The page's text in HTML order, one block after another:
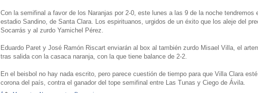
Con la semifinal a favor de los Naranjas por 2-0, este lunes a las 9 de la noche tendremos
estadio Sandino, de Santa Clara. Los espirituanos, urgidos de un éxito que los aleje del
Socarrás y al zurdo Yamichel Pérez.
Eduardo Paret y José Ramón Riscart enviarán al box al también zurdo Misael Villa, el
tras salida con la casaca naranja, con la que tiene balance de 2-2.
En el beisbol no hay nada escrito, pero parece cuestión de tiempo para que Villa Clara
corona del país, contra el ganador del tope semifinal entre Las Tunas y Ciego de Ávila.